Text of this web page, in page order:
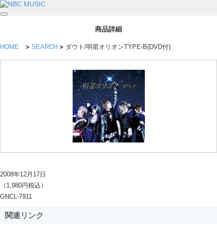
商品詳細
HOME SEARCH ダウト/明星オリオンTYPE-B(DVD付)
2008年12月17日
（1,980円税込）
GNCL-7911
関連リンク